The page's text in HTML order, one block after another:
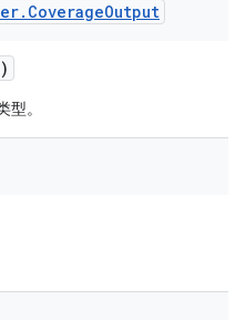
. CoverageOutput
。